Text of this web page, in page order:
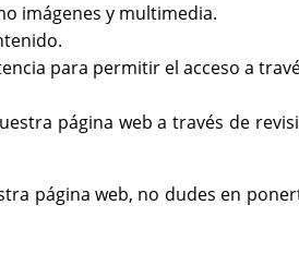
imágenes y multimedia.
para permitir el acceso a
página web a través de
página web, no dudes en